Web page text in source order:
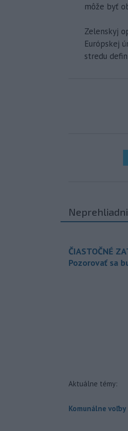
môže byť
Zelenskyj
Európskej
stredu
ČIASTOČNÉ
Pozorovať sa
Aktuálne témy:
Komunálne voľby